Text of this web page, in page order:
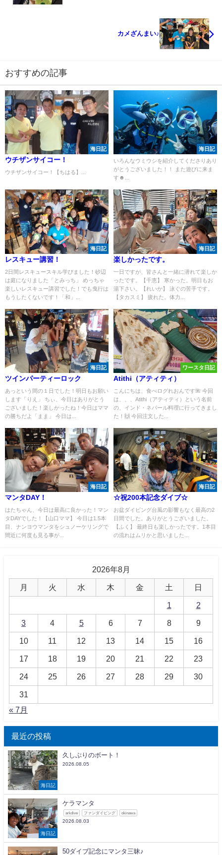
カメざんまい♪
おすすめの記事
海日記
ウチザンサイコー！
ウチザンサイコー！【ちはる】...
海日記
いろんなウミウシを紹介してくださりあり
がとうございました！！ また遊びに来ま
す☻...
海日記
レスキュー講習！
2日間レスキュースキル学びました！砂辺
は庭になりました「とみっち」 めっちゃ
楽しいレスキュー講習でした！でも曳行は
もうしたくないです！「和」...
海日記
楽しかったです。
一日ですが、皆さんと一緒に潜れて楽しか
ったです。【千恵】 寒かった。明日もお
湯下さい。【れいか】 泳ぐの苦手です。
【タカスミ】 疲れた。体力...
海日記
ツインパーティーロック
あっという間の１日でした！明日もお願い
します「りえ」 ちぃ、今日はありがとう
ございました！楽しかったね！今日はママ
の勝ちだよ「まま」 今日は...
ワースタ日記
Atithi（アティティ）
こんにちは、食べログれおんです🌺 今回
は、、、Atithi（アティティ）という名前
の、インド・ネパール料理に行ってきまし
た！🙌 今回注文した...
海日記
マンタDAY！
はたちゃん、今日は最高に良かった！マン
タDAYでした！【山口ママ】 今日は1.5本
目、ナンヨウマンタをシュノーケリングで
間近に何度も見る事が...
海日記
☆祝200本記念ダイブ☆
お盆ダイビング台風の影響もなく最高の2
日間でした。ありがとうございました。
【ふく】 最終日も楽しかったです。1本目
の流れはムリかと思いました...
2026年8月
月 火 水 木 金 土 日
1 2
3 4 5 6 7 8 9
10 11 12 13 14 15 16
17 18 19 20 21 22 23
24 25 26 27 28 29 30
31
« 7月
最近の投稿
海日記
久しぶりのボート！
2026.08.05
海日記
ケラマンタ
arkdive ファンダイビング okinawa
2026.08.03
50ダイブ記念にマンタ三昧♪